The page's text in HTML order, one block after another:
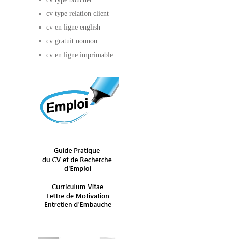
cv type relation client
cv en ligne english
cv gratuit nounou
cv en ligne imprimable